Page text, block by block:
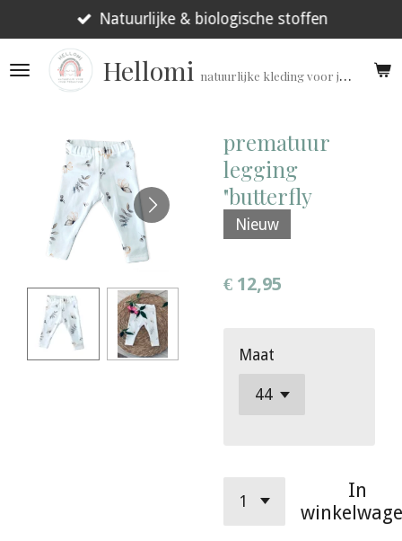
direct
naar
Hellomi natuurlijke kleding voor jouw prematuur!
Natuurlijke & biologische stoffen
prematuur
legging
"butterfly
Nieuw
€ 12,95
Maat
In